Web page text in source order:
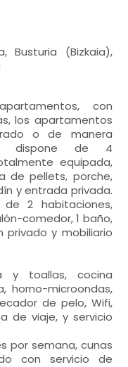
Busturia (Bizkaia),
con
los apartamentos
o de manera
dispone de 4
equipada,
de pellets, porche,
y entrada privada.
2 habitaciones,
comedor, 1 baño,
privado y mobiliario
y toallas, cocina
horno-microondas,
de pelo, Wifi,
de viaje, y servicio
por semana, cunas
con servicio de